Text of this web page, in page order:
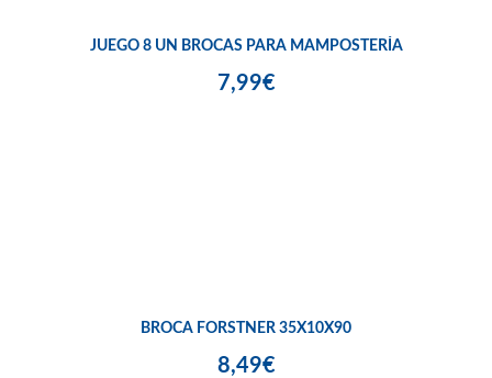
JUEGO 8 UN BROCAS PARA MAMPOSTERÍA
7,99€
BROCA FORSTNER 35X10X90
8,49€